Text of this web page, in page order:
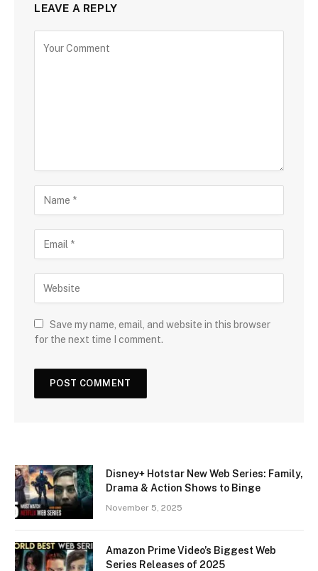
LEAVE A REPLY
Save my name, email, and website in this browser
for the next time I comment.
Disney+ Hotstar New Web Series: Family,
Drama & Action Shows to Binge
November 5, 2025
Amazon Prime Video’s Biggest Web
Series Releases of 2025